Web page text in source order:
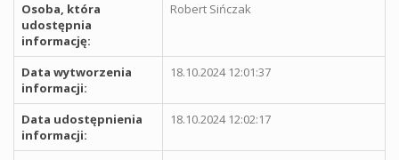
Osoba, która
udostępnia
informację:
Robert Sińczak
Data wytworzenia
informacji:
18.10.2024 12:01:37
Data udostępnienia
informacji:
18.10.2024 12:02:17